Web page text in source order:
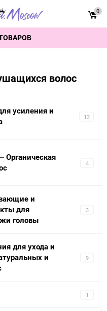
0
волос
13
усиления и
4
Органическая
3
и
для
головы
9
для ухода и
и
1